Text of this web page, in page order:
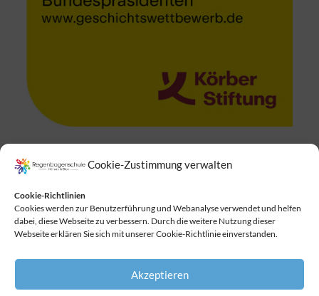
Cookie-Zustimmung verwalten
Cookie-Richtlinien
Cookies werden zur Benutzerführung und Webanalyse verwendet und helfen
dabei, diese Webseite zu verbessern. Durch die weitere Nutzung dieser
Webseite erklären Sie sich mit unserer Cookie-Richtlinie einverstanden.
Akzeptieren
Copyright © 2026 Regenbogenschule